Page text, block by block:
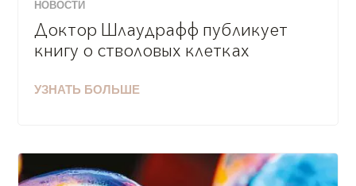
НОВОСТИ
Доктор Шлаудрафф публикует
книгу о стволовых клетках
УЗНАТЬ БОЛЬШЕ